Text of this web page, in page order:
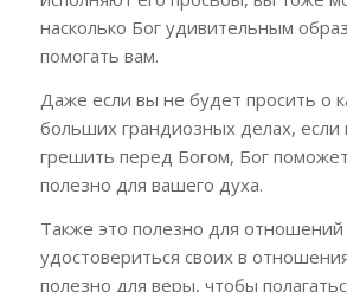
насколько Бог удивительным
помогать вам.
Даже если вы не будет просить о
больших грандиозных делах, если
грешить перед Богом, Бог
полезно для вашего духа.
Также это полезно для
удостовериться своих в
полезно для веры, чтобы